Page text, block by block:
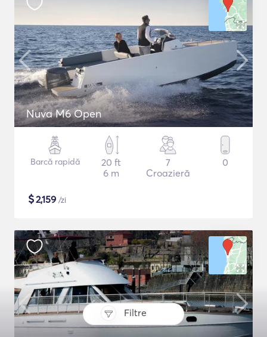
Filtre
Nuva M6 Open
Barcă rapidă
20 ft
6 m
7
Croazieră
0
$2,159 /zi